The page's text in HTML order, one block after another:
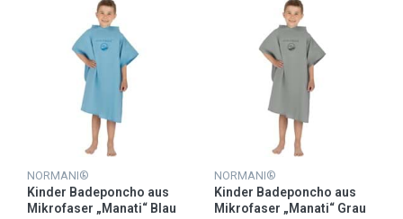
NORMANI®
Kinder Badeponcho aus
Mikrofaser „Manati“ Blau
NORMANI®
Kinder Badeponcho aus
Mikrofaser „Manati“ Grau